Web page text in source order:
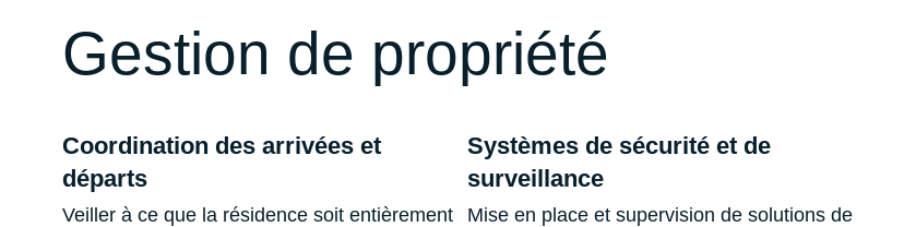
Gestion de propriété
Coordination des arrivées et
départs
Veiller à ce que la résidence soit entièrement
Systèmes de sécurité et de
surveillance
Mise en place et supervision de solutions de